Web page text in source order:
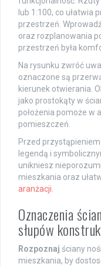
lub 1:100, co ułatwia
przestrzeń.
oraz rozplanowania
przestrzeń była
Na rysunku zwróć
oznaczone są
kierunek otwierania.
jako prostokąty w
położenia pomoże w
pomieszczeń.
Przed
legendą i
unikniesz
mieszkania oraz
aranżacji
Oznaczenia
słupów
Rozpoznaj ściany
mieszkania, by